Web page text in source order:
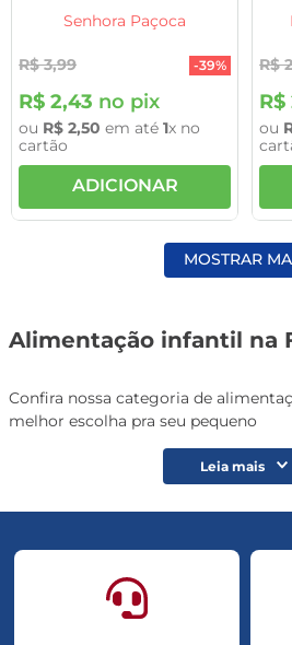
Senhora Paçoca
R$ 3,99 -39%
R$ 2,43 no pix
ou R$ 2,50 em até 1x no
cartão
ADICIONAR
R$ 2
R$
ou
MOSTRAR
Alimentação infantil na
Confira nossa categoria de
melhor escolha pra seu pequeno
Leia mais